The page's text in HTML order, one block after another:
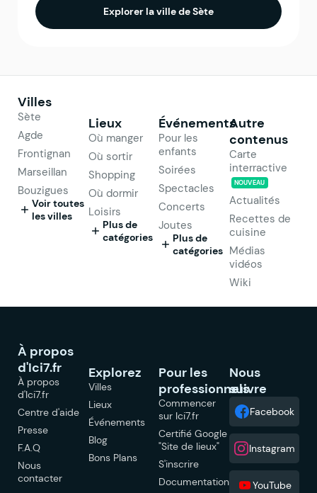
Explorer la ville de Sète
Villes
Sète
Agde
Frontignan
Marseillan
Bouzigues
Voir toutes
les villes
Lieux
Où manger
Où sortir
Shopping
Où dormir
Loisirs
Plus de
catégories
Événements
Pour les
enfants
Soirées
Spectacles
Concerts
Joutes
Plus de
catégories
Autre
contenus
Carte
interractive
NOUVEAU
Actualités
Recettes de
cuisine
Médias
vidéos
Wiki
À propos
d'Ici7.fr
À propos
d'Ici7.fr
Centre d'aide
Presse
F.A.Q
Nous
contacter
Explorez
Villes
Lieux
Événements
Blog
Bons Plans
Pour les
professionnels
Commencer
sur Ici7.fr
Certifié Google
"Site de lieux"
S'inscrire
Documentation
Nous
suivre
Facebook
Instagram
YouTube